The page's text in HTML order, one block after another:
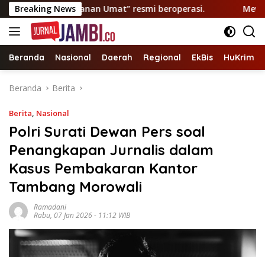
Langsung
ke
konten
Breaking News
“Layanan Umat” resmi beroperasi. Mewakili Cek
Beranda Nasional Daerah Regional EkBis HuKrim
Beranda Berita
Berita, Nasional
Polri Surati Dewan Pers soal
Penangkapan Jurnalis dalam
Kasus Pembakaran Kantor
Tambang Morowali
Ramadani
Rabu, 07 Jan 2026 - 11:12 WIB